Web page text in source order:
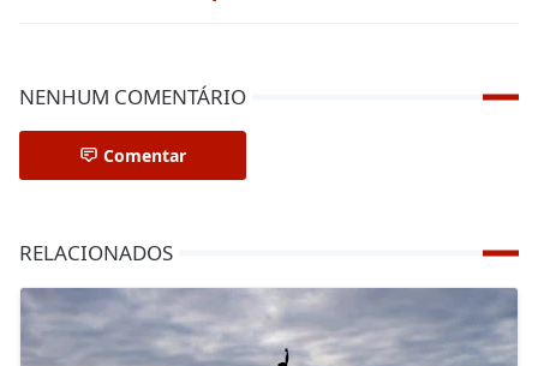
NENHUM COMENTÁRIO
Comentar
RELACIONADOS